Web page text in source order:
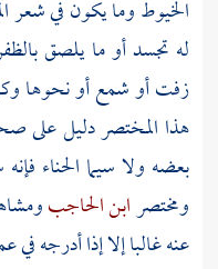
الخيوط وما يكون في شعر
له تجسد أو ما يلصق
زفت أو شمع أو نحوها
هذا المختصر دليل على
بعضه ولا سيما الحناء
ومختصرابن الحاجب
عنه غالبا إلا إذا أدرجه في